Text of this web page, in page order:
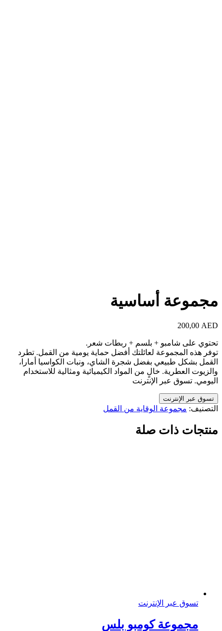
مجموعة أساسية
200,00 AED
تحتوي على شامبو + بلسم + ربطات شعر.
توفر هذه المجموعة لعائلتك أفضل حماية يومية من القمل. تطرد
القمل بشكل طبيعي بفضل شجرة الشاي، ونبات الكواسيا أمارا،
والزيوت العطرية. خالٍ من المواد الكيميائية ومثالية للاستخدام
اليومي. تسوق عبر الإنترنت
تسوق عبر الإنترنت
التصنيف: مجموعة الوقاية من القمل
منتجات ذات صلة
تسوق عبر الإنترنت
مجموعة كومبو بلس